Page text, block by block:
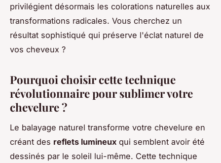
privilégient désormais les colorations naturelles aux
transformations radicales. Vous cherchez un
résultat sophistiqué qui préserve l'éclat naturel de
vos cheveux ?
Pourquoi choisir cette technique
révolutionnaire pour sublimer votre
chevelure ?
Le balayage naturel transforme votre chevelure en
créant des reflets lumineux qui semblent avoir été
dessinés par le soleil lui-même. Cette technique